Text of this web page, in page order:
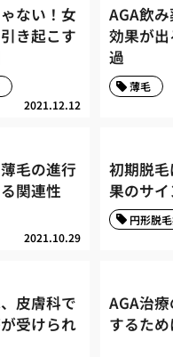
ない！女
き起こす
2021.12.12
AGA飲
効果が
過
薄毛
毛の進行
関連性
2021.10.29
初期脱
果のサイ
円形脱
皮膚科で
受けられ
AGA治
するた